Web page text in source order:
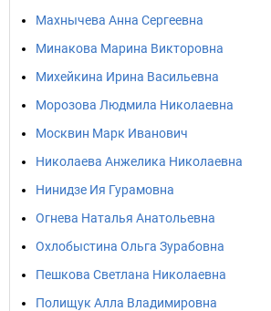
Махнычева Анна Сергеевна
Минакова Марина Викторовна
Михейкина Ирина Васильевна
Морозова Людмила Николаевна
Москвин Марк Иванович
Николаева Анжелика Николаевна
Нинидзе Ия Гурамовна
Огнева Наталья Анатольевна
Охлобыстина Ольга Зурабовна
Пешкова Светлана Николаевна
Полищук Алла Владимировна